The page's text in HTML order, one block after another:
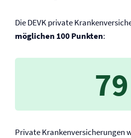
Die DEVK private
möglichen 100 Punkten:
79
Private Kranken­versicherungen